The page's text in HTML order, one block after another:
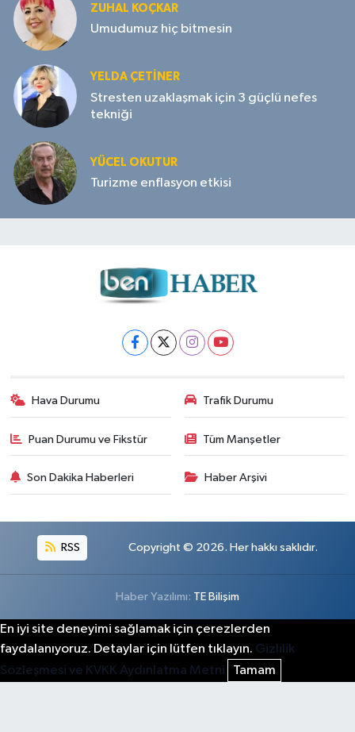
ZUHAL KOÇKAR
Umudumuz hiç bitmesin
YELDA ÇETİNER
Stresten uzaklaşmak için 3 güçlü nefes
tekniği
YÜCEL OKUTUR
Turizme enflasyon etkisi
Hava Durumu Trafik Durumu
Puan Durumu ve Fikstür Tüm Manşetler
Son Dakika Haberleri Haber Arşivi
RSS Copyright © 2026. Her hakkı saklıdır.
Haber Yazılımı: TE Bilişim
En iyi site deneyimi sağlamak için çerezlerden
faydalanıyoruz. Detaylar için lütfen tıklayın. Gizlilik
Sözleşmesi ve KVKK Aydınlatma Metni
Tamam